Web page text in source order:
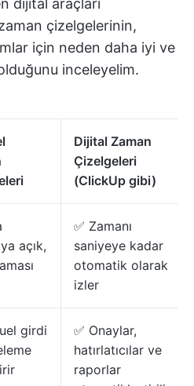
dijital araçları
çizelgelerinin,
için neden daha iyi ve
inceleyelim.
Dijital Zaman
Çizelgeleri
(ClickUp gibi)
açık,
✅ Zamanı
saniyeye kadar
otomatik olarak
izler
girdi
✅ Onaylar,
hatırlatıcılar ve
raporlar